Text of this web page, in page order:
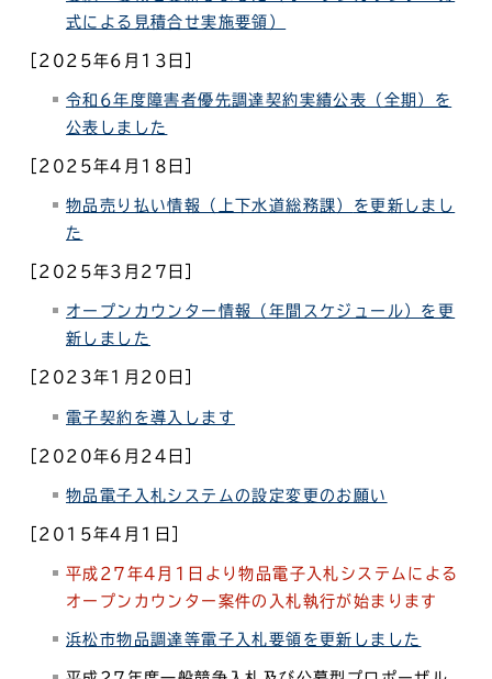
式による見積合せ実施要領）
［2025年6月13日］
令和6年度障害者優先調達契約実績公表（全期）を
公表しました
［2025年4月18日］
物品売り払い情報（上下水道総務課） を更新しまし
た
［2025年3月27日］
オープンカウンター情報（年間スケジュール）を更
新しました
［2023年1月20日］
電子契約を導入します
［2020年6月24日］
物品電子入札システムの設定変更のお願い
［2015年4月1日］
平成27年4月1日より物品電子入札システムによる
オープンカウンター案件の入札執行が始まります
浜松市物品調達等電子入札要領を更新しました